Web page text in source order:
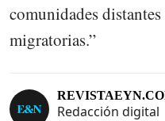
comunidades distantes
migratorias.”
Redacción digital